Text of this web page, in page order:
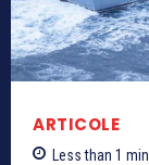
ARTICOLE
Less than 1 min.